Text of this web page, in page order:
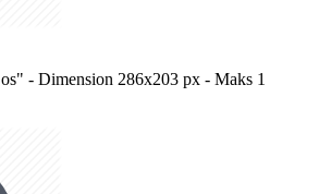
- Dimension 286x203 px - Maks 1